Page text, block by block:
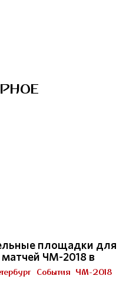
площадки для
ЧМ-2018 в
События ЧМ-2018